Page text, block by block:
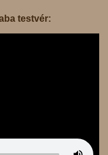
testvér: